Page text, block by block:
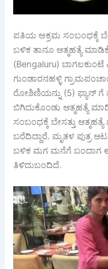
ಪತಿಯ ಅಕ್ರಮ ಸಂಬಂಧಕ್ಕೆ
ಬಳಿಕ ತಾನೂ ಆತ್ಮಹತ್ಯೆ
(Bengaluru)
ಗುಂಡಾರನಹಳ್ಳಿ
ರೋಶಿಣಿಯನ್ನು (5) ಫ್ಯಾನ್‌ ಗೆ
ಬಿಗಿದುಕೊಂಡು ಆತ್ಮಹತ್ಯೆ
ಸಂಬಂಧಕ್ಕೆ ಬೇಸತ್ತು
ಬರೆದಿದ್ದಾರೆ. ಮೃತಳ ಪುತ್ರ
ಬಳಿಕ ಮಗ ಮನೆಗೆ ಬಂದಾಗ
ತಿಳಿದುಬಂದಿದೆ.